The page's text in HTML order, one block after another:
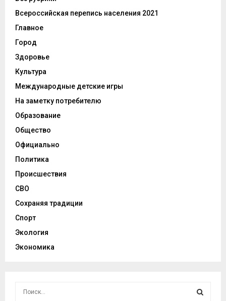
Всероссийская перепись населения 2021
Главное
Город
Здоровье
Культура
Международные детские игры
На заметку потребителю
Образование
Общество
Официально
Политика
Происшествия
СВО
Сохраняя традиции
Спорт
Экология
Экономика